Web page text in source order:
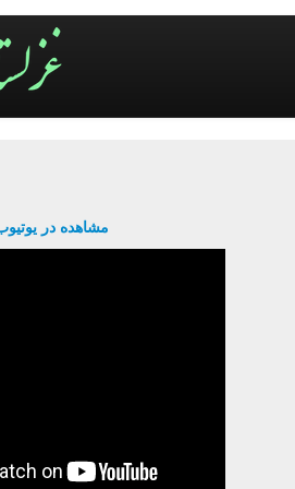
مشاهده در